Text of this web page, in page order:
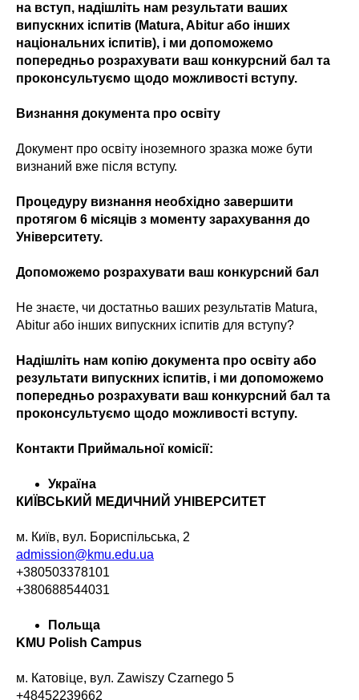
на вступ, надішліть нам результати ваших
випускних іспитів (Matura, Abitur або інших
національних іспитів), і ми допоможемо
попередньо розрахувати ваш конкурсний бал та
проконсультуємо щодо можливості вступу.
Визнання документа про освіту
Документ про освіту іноземного зразка може бути
визнаний вже після вступу.
Процедуру визнання необхідно завершити
протягом 6 місяців з моменту зарахування до
Університету.
Допоможемо розрахувати ваш конкурсний бал
Не знаєте, чи достатньо ваших результатів Matura,
Abitur або інших випускних іспитів для вступу?
Надішліть нам копію документа про освіту або
результати випускних іспитів, і ми допоможемо
попередньо розрахувати ваш конкурсний бал та
проконсультуємо щодо можливості вступу.
Контакти Приймальної комісії:
Україна
КИЇВСЬКИЙ МЕДИЧНИЙ УНІВЕРСИТЕТ
м. Київ, вул. Бориспільська, 2
admission@kmu.edu.ua
+380503378101
+380688544031
Польща
KMU Polish Campus
м. Катовіце, вул. Zawiszy Czarnego 5
+48452239662